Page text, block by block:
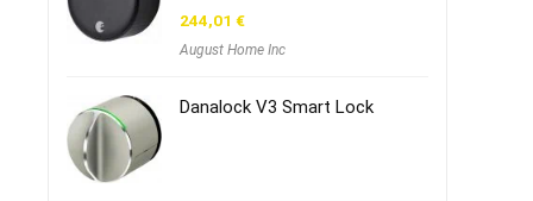
244,01 €
August Home Inc
Danalock V3 Smart Lock